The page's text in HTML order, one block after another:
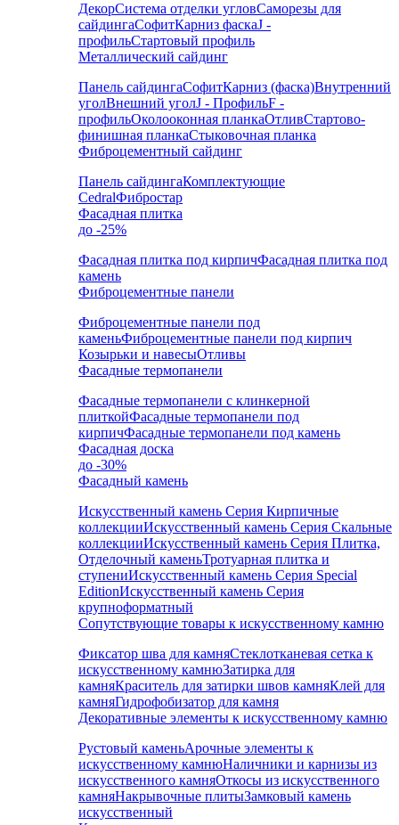
ДекорСистема отделки угловСаморезы для
сайдингаСофитКарниз фаскаJ -
профильСтартовый профиль
Металлический сайдинг
Панель сайдингаСофитКарниз (фаска)Внутренний
уголВнешний уголJ - ПрофильF -
профильОколооконная планкаОтливСтартово-
финишная планкаСтыковочная планка
Фиброцементный сайдинг
Панель сайдингаКомплектующие
CedralФибростар
Фасадная плитка
до -25%
Фасадная плитка под кирпичФасадная плитка под
камень
Фиброцементные панели
Фиброцементные панели под
каменьФиброцементные панели под кирпич
Козырьки и навесыОтливы
Фасадные термопанели
Фасадные термопанели с клинкерной
плиткойФасадные термопанели под
кирпичФасадные термопанели под камень
Фасадная доска
до -30%
Фасадный камень
Искусственный камень Серия Кирпичные
коллекцииИскусственный камень Серия Скальные
коллекцииИскусственный камень Серия Плитка,
Отделочный каменьТротуарная плитка и
ступениИскусственный камень Серия Special
EditionИскусственный камень Серия
крупноформатный
Сопутствующие товары к искусственному камню
Фиксатор шва для камняСтеклотканевая сетка к
искусственному камнюЗатирка для
камняКраситель для затирки швов камняКлей для
камняГидрофобизатор для камня
Декоративные элементы к искусственному камню
Рустовый каменьАрочные элементы к
искусственному камнюНаличники и карнизы из
искусственного камняОткосы из искусственного
камняНакрывочные плитыЗамковый камень
искусственный